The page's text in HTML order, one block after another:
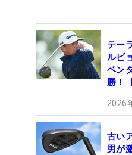
テー
ルビ
ベン
勝！
2026
古い
男が